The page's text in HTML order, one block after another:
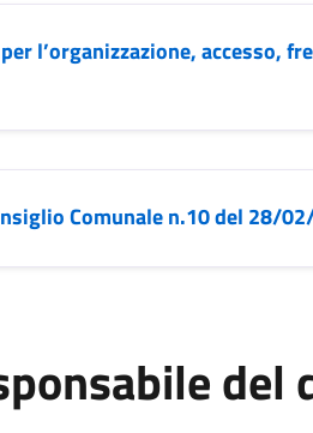
l’organizzazione, accesso,
Comunale n.10 del 28/
del